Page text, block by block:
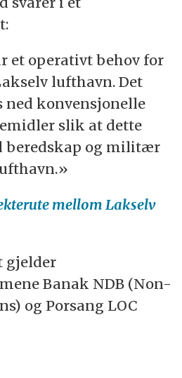
et operativt behov for
lufthavn. Det
ned konvensjonelle
slik at dette
beredskap og militær
mellom Lakselv
gjelder
Banak NDB (Non-
og Porsang LOC